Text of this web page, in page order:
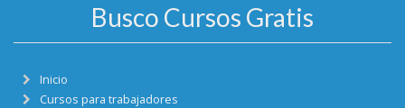
Busco Cursos Gratis
Inicio
Cursos para trabajadores